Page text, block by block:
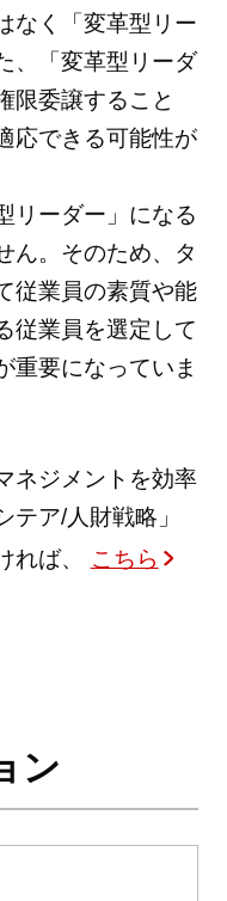
なく「変革型リー
、「変革型リーダ
限委譲すること
応できる可能性が
リーダー」になる
ん。そのため、タ
従業員の素質や能
従業員を選定して
重要になっていま
ネジメントを効率
ア/人財戦略」
れば、
こちら
ン